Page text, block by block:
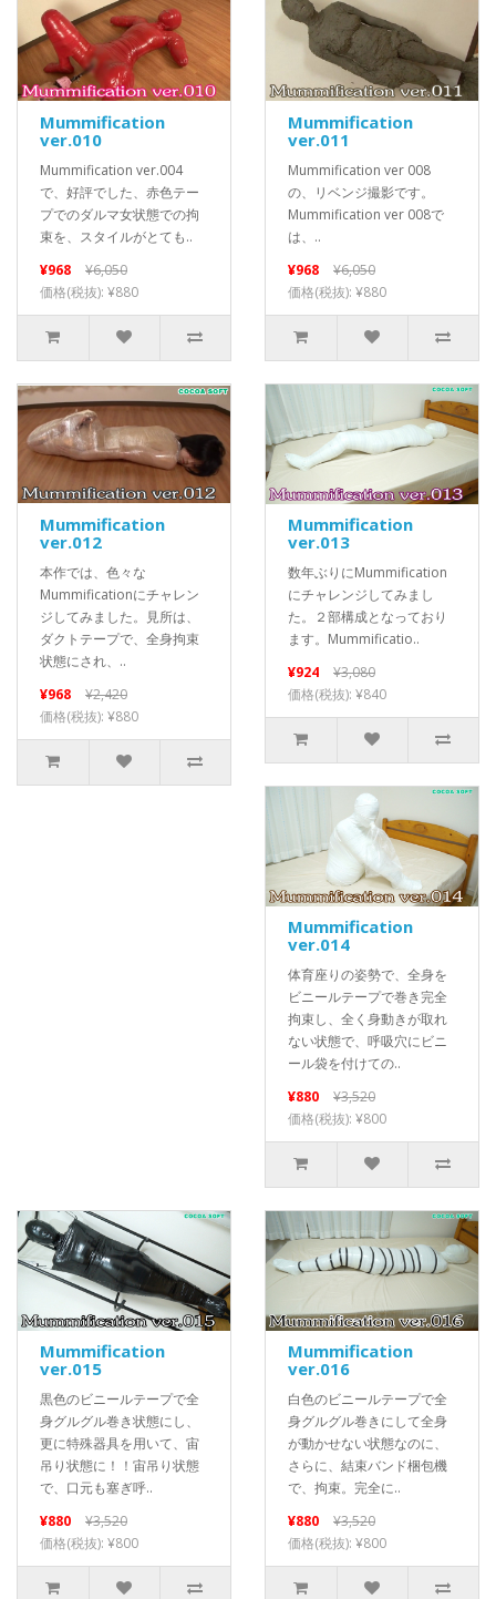
Mummification
ver.010
Mummification ver.004
で、好評でした、赤色テー
プでのダルマ女状態での拘
束を、スタイルがとても..
¥968
¥6,050
価格(税抜): ¥880
Mummification
ver.011
Mummification ver 008
の、リベンジ撮影です。
Mummification ver 008で
は、..
¥968
¥6,050
価格(税抜): ¥880
Mummification
ver.012
本作では、色々な
Mummificationにチャレン
ジしてみました。見所は、
ダクトテープで、全身拘束
状態にされ、..
¥968
¥2,420
価格(税抜): ¥880
Mummification
ver.013
数年ぶりにMummification
にチャレンジしてみまし
た。２部構成となっており
ます。Mummificatio..
¥924
¥3,080
価格(税抜): ¥840
Mummification
ver.014
体育座りの姿勢で、全身を
ビニールテープで巻き完全
拘束し、全く身動きが取れ
ない状態で、呼吸穴にビニ
ール袋を付けての..
¥880
¥3,520
価格(税抜): ¥800
Mummification
ver.015
黒色のビニールテープで全
身グルグル巻き状態にし、
更に特殊器具を用いて、宙
吊り状態に！！宙吊り状態
で、口元も塞ぎ呼..
¥880
¥3,520
価格(税抜): ¥800
Mummification
ver.016
白色のビニールテープで全
身グルグル巻きにして全身
が動かせない状態なのに、
さらに、結束バンド梱包機
で、拘束。完全に..
¥880
¥3,520
価格(税抜): ¥800